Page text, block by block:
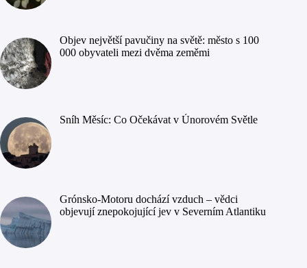
Objev největší pavučiny na světě: město s 100
000 obyvateli mezi dvěma zeměmi
Sníh Měsíc: Co Očekávat v Únorovém Světle
Grónsko-Motoru dochází vzduch – vědci
objevují znepokojující jev v Severním Atlantiku